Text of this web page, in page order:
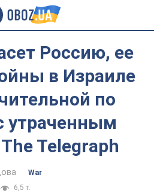
Россию, ее
в Израиле
по
утраченным
Telegraph
War
6,5 т.